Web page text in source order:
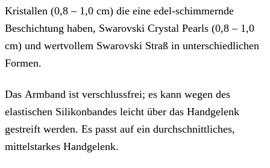
Kristallen (0,8 – 1,0 cm) die eine edel-schimmernde
Beschichtung haben, Swarovski Crystal Pearls (0,8 – 1,0
cm) und wertvollem Swarovski Straß in unterschiedlichen
Formen.
Das Armband ist verschlussfrei; es kann wegen des
elastischen Silikonbandes leicht über das Handgelenk
gestreift werden. Es passt auf ein durchschnittliches,
mittelstarkes Handgelenk.